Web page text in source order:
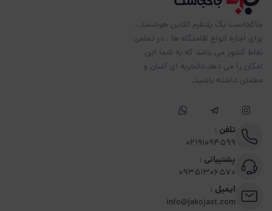
جاکجاست یک پلتفرم آنلاین هوشمند ،
برای اجاره انواع اقامتگاه ها ، در تمامی
نقاط کشور می باشد که به شما این
امکان را می دهد،تاتجربه ای آسان و
مطمئن داشته باشید.
تلفن :
02191094599
پشتیبانی :
09351306570
ایمیل :
info@jakojast.com